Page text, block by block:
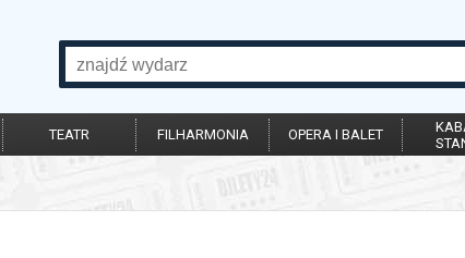
TEATR FILHARMONIA OPERA I BALET